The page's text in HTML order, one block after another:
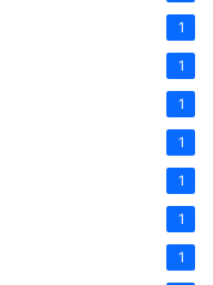
1
1
1
1
1
1
1